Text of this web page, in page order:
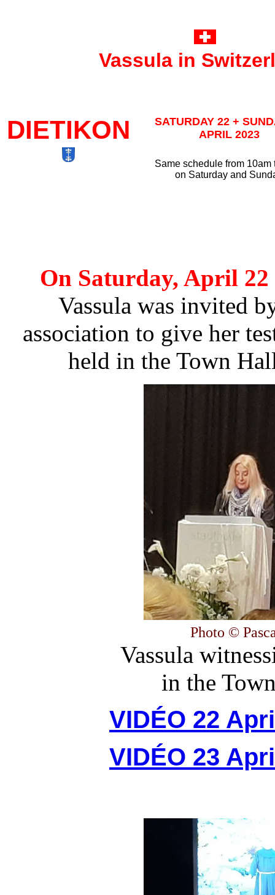
Vassula in
DIETIKON
SATURDAY 22 +
APRIL 2023
Same schedule from 10am
on Saturday and
On Saturday, April
Vassula was invited
association to give her
held in the Town
Photo ©
Vassula
in the
VIDÉO 22
VIDÉO 23